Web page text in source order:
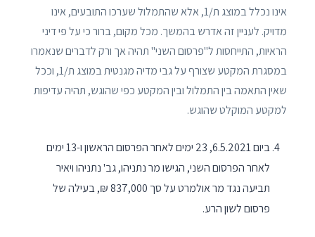
אינו נכלל במוצג ת/1, אלא שהתמלול שערכו התובעים, אינו
מדויק. לעניין זה אדרש בהמשך. מכל מקום, ברור כי על פי דיני
הראיות, התייחסות ל"פרסום השני" תהיה אך ורק לדברים שנאמרו
במסגרת המקטע שצורף על גבי מדיה מגנטית במוצג ת/1, וככל
שאין התאמה בין התמלול ובין המקטע כפי שהוגש, תהיה עדיפות
למקטע המוקלט שהוגש.
ביום 6.5.2021, 23 ימים לאחר הפרסום הראשון ו-13 ימים
לאחר הפרסום השני, הגישו מר נתניהו, גב' נתניהו ויאיר
תביעה נגד מר אולמרט על סך 837,000 ₪, בעילה של
פרסום לשון הרע.